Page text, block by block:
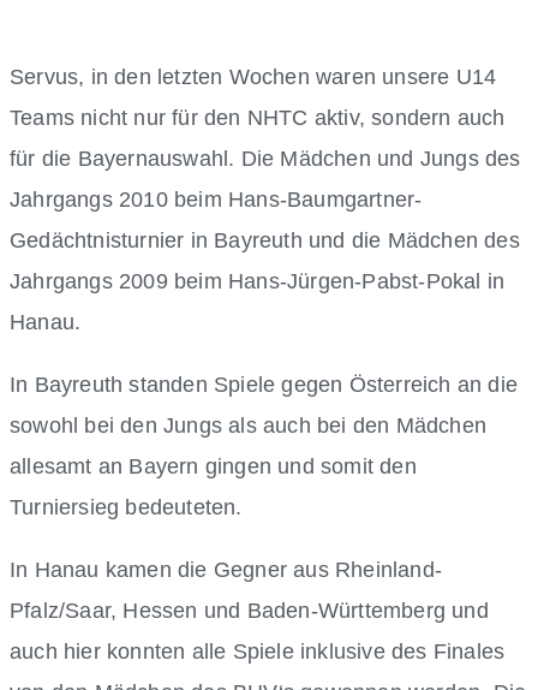
Servus, in den letzten Wochen waren unsere U14
Teams nicht nur für den NHTC aktiv, sondern auch
für die Bayernauswahl. Die Mädchen und Jungs des
Jahrgangs 2010 beim Hans-Baumgartner-
Gedächtnisturnier in Bayreuth und die Mädchen des
Jahrgangs 2009 beim Hans-Jürgen-Pabst-Pokal in
Hanau.
In Bayreuth standen Spiele gegen Österreich an die
sowohl bei den Jungs als auch bei den Mädchen
allesamt an Bayern gingen und somit den
Turniersieg bedeuteten.
In Hanau kamen die Gegner aus Rheinland-
Pfalz/Saar, Hessen und Baden-Württemberg und
auch hier konnten alle Spiele inklusive des Finales